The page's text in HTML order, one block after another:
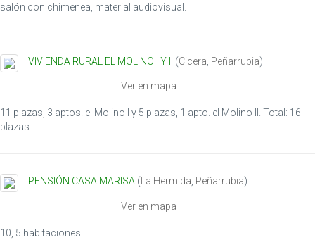
salón con chimenea, material audiovisual.
VIVIENDA RURAL EL MOLINO I Y II (Cicera Peñarrubia)
Ver en mapa
11 plazas, 3 aptos. el Molino I y 5 plazas, 1 apto. el Molino II. Total: 16
plazas.
PENSIÓN CASA MARISA ( La Hermida Peñarrubia)
Ver en mapa
10, 5 habitaciones.